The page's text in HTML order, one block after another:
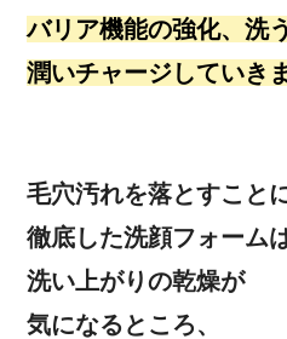
バリア機能の強化、洗
潤いチャージしていき
毛穴汚れを落とすこと
徹底した洗顔フォーム
洗い上がりの乾燥が
気になるところ、